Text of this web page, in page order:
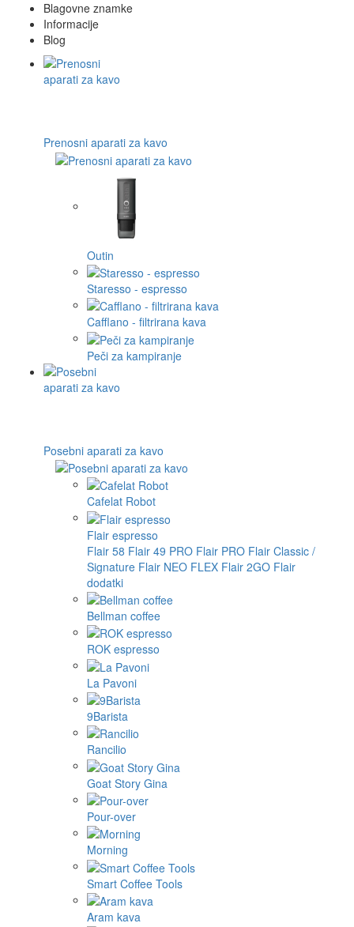
Blagovne znamke
Informacije
Blog
Prenosni aparati za kavo
Outin
Staresso - espresso
Cafflano - filtrirana kava
Peči za kampiranje
Posebni aparati za kavo
Cafelat Robot
Flair espresso
Flair 58 Flair 49 PRO Flair PRO Flair Classic /
Signature Flair NEO FLEX Flair 2GO Flair
dodatki
Bellman coffee
ROK espresso
La Pavoni
9Barista
Rancilio
Goat Story Gina
Pour-over
Morning
Smart Coffee Tools
Aram kava